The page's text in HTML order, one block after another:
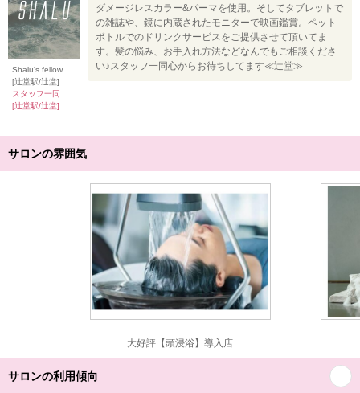
Shalu's fellow
[辻堂駅/辻堂]
スタッフ一同
[辻堂駅/辻堂]
ダメージレスカラー&パーマを使用。そしてタブレットで
の雑誌や、鏡に内蔵されたモニターで映画鑑賞。ペット
ボトルでのドリンクサービスをご提供させて頂いてま
す。髪の悩み、お手入れ方法などなんでもご相談くださ
い♪スタッフ一同心からお待ちしてます≪辻堂≫
サロンの雰囲気
大好評【頭浸浴】導入店
サロンの利用傾向